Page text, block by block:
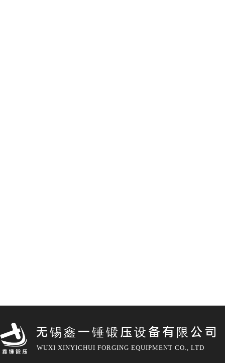
无锡鑫一锤锻压设备有限公司
WUXI XINYICHUI FORGING EQUIPMENT CO., LTD